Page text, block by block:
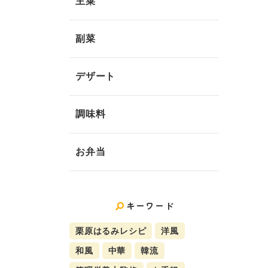
副菜
デザート
調味料
お弁当
キーワード
栗原はるみレシピ 洋風
和風 中華 韓流